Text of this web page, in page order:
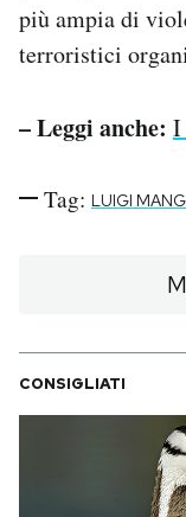
più ampia di
terroristici
– Leggi anche: I
Tag: LUIGI
CONSIGLIATI